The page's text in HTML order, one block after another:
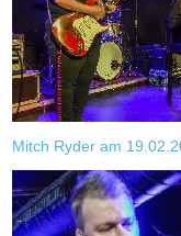
Mitch Ryder am